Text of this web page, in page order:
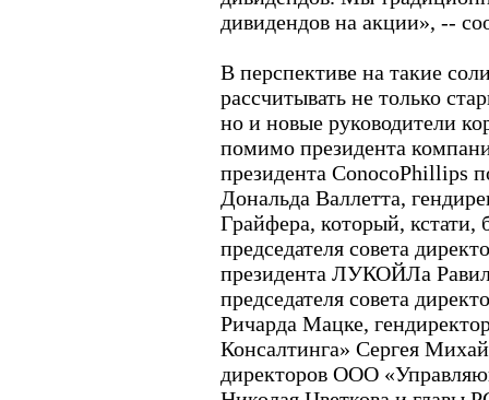
дивидендов на акции», --
В перспективе на такие
рассчитывать не только
но и новые руководители
помимо президента
президента ConocoPhillips
Дональда Валлетта,
Грайфера, который, кстати,
председателя совета
президента ЛУКОЙЛа
председателя совета
Ричарда Мацке,
Консалтинга» Сергея
директоров ООО